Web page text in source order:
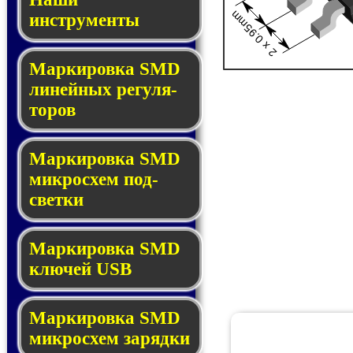
инструменты
Маркировка SMD
ли­ней­ных ре­гу­ля­
то­ров
Маркировка SMD
мик­ро­схем под­
свет­ки
Маркировка SMD
клю­чей USB
Маркировка SMD
мик­рос­хем за­ряд­ки
2 x 0.95mm